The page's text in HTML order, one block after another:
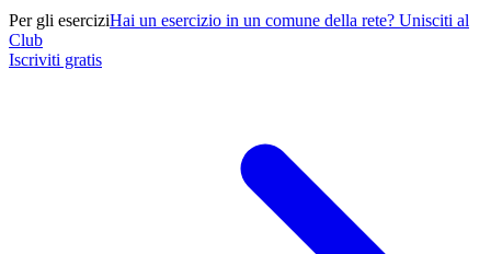
Per gli eserciziHai un esercizio in un comune della rete? Unisciti al
Club
Iscriviti gratis